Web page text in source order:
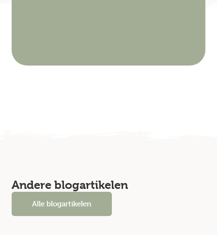
Andere blogartikelen
Alle blogartikelen